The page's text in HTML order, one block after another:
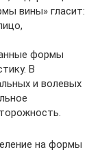
вины» гласит:
формы
В
и волевых
на формы